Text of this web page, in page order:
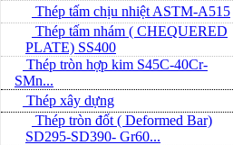
Thép tấm chịu nhiệt ASTM-A515
Thép tấm nhám ( CHEQUERED
PLATE) SS400
Thép tròn hợp kim S45C-40Cr-
SMn...
Thép xây dựng
Thép tròn đốt ( Deformed Bar)
SD295-SD390- Gr60...